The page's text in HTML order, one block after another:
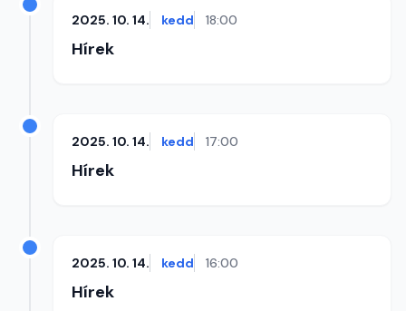
2025. 10. 14. kedd 18:00
Hírek
2025. 10. 14. kedd 17:00
Hírek
2025. 10. 14. kedd 16:00
Hírek